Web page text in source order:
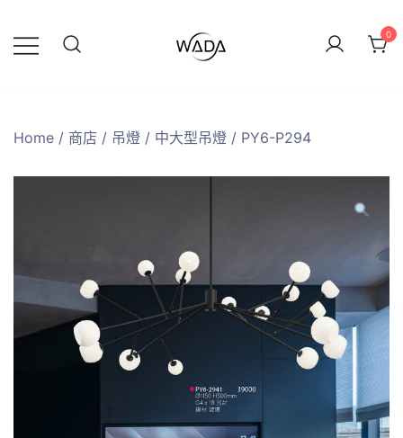
0
Home / 商店 / 吊燈 / 中大型吊燈 / PY6-P294